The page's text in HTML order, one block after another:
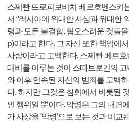
스쩨빤 뜨로피보비치 베르호벤스키
서 “러시아에 위대한 사상과 위대한
령과 모든 불결함, 혐오스러운 것들
p)이라고 한다. 그 자신 또한 책임에
사람이라고 고백한다. 스쩨빤 베르
대비를 이루는 것이 스따브로긴의
와 이후 연속된 자신의 범죄를 고백
다. 하지만 그것은 참회에서 비롯된
인 행위일 뿐이다. 악령은 그의 내면
가 사상을 ‘악령’으로 보는 것과 비교